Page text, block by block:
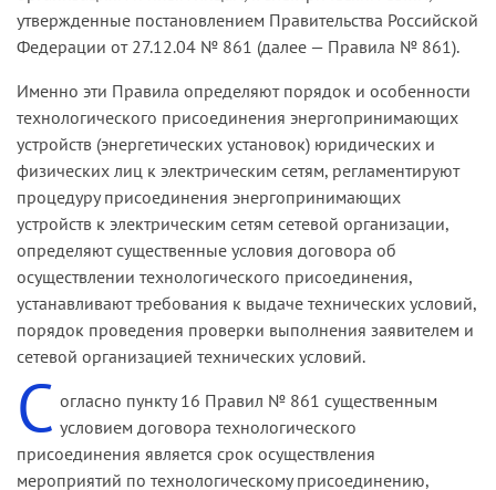
утвержденные постановлением Правительства Российской
Федерации от 27.12.04 № 861 (далее — Правила № 861).
Именно эти Правила определяют порядок и особенности
технологического присоединения энергопринимающих
устройств (энергетических установок) юридических и
физических лиц к электрическим сетям, регламентируют
процедуру присоединения энергопринимающих
устройств к электрическим сетям сетевой организации,
определяют существенные условия договора об
осуществлении технологического присоединения,
устанавливают требования к выдаче технических условий,
порядок проведения проверки выполнения заявителем и
сетевой организацией технических условий.
С огласно пункту 16 Правил № 861 существенным
условием договора технологического
присоединения является срок осуществления
мероприятий по технологическому присоединению,